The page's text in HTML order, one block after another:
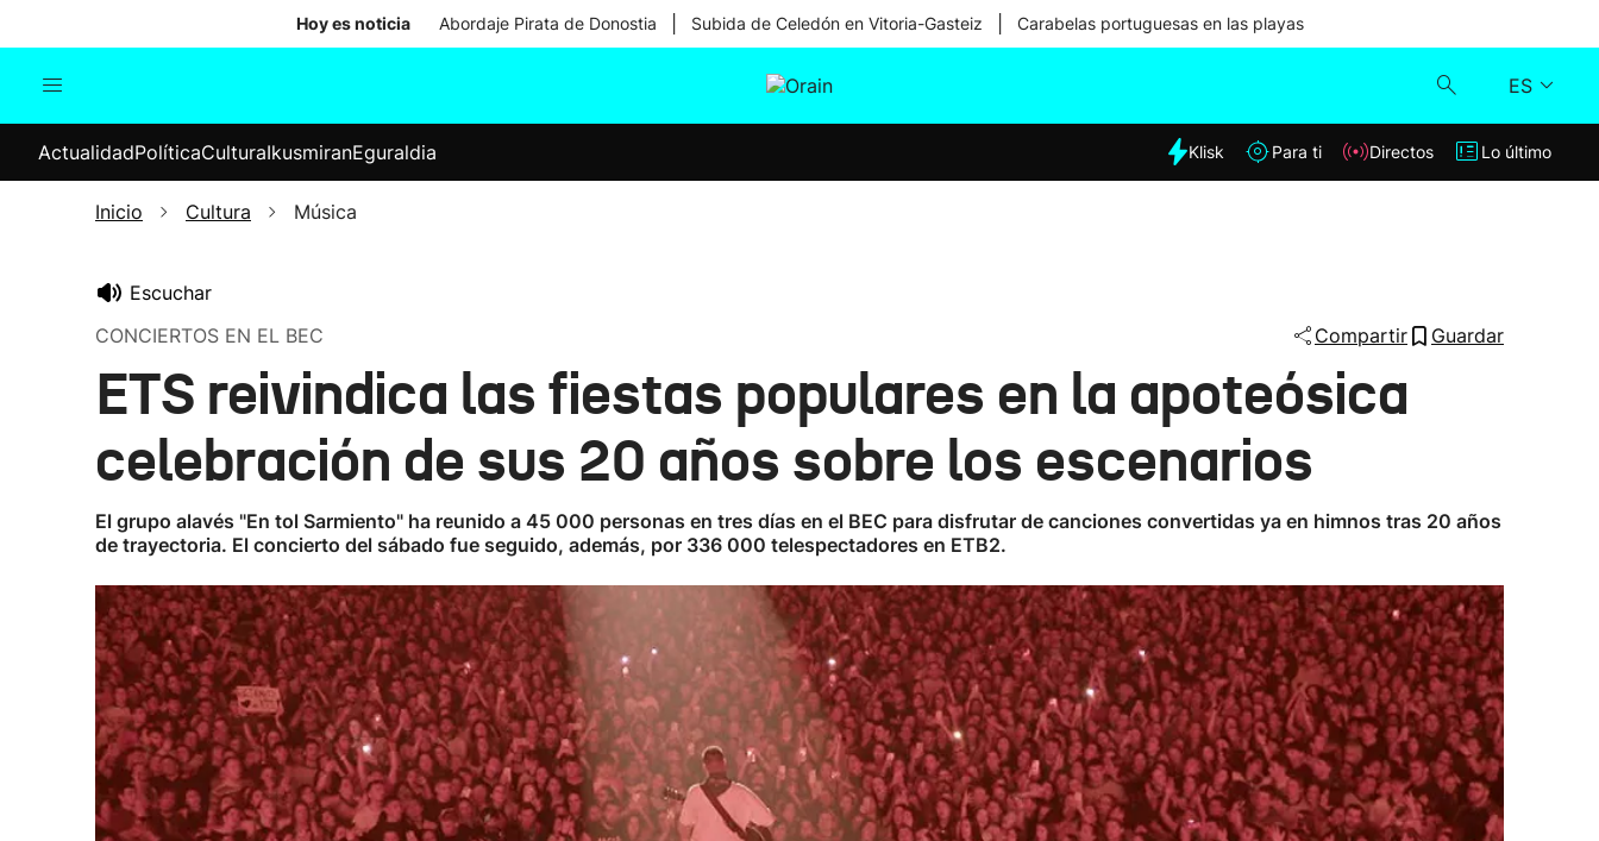
Hoy es noticia Abordaje Pirata de Donostia Subida de Celedón en Vitoria-Gasteiz Carabelas portuguesas en las playas
ES
Internacional
Elecciones
Klisk
ActualidadPolíticaCulturaIkusmiranEguraldia Klisk Para ti Directos Lo último
Inicio Cultura Música
Escuchar
CONCIERTOS EN EL BEC
Compartir Guardar
ETS reivindica las fiestas populares en la apoteósica
celebración de sus 20 años sobre los escenarios
El grupo alavés "En tol Sarmiento" ha reunido a 45 000 personas en tres días en el BEC para disfrutar de canciones convertidas ya en himnos tras 20 años
de trayectoria. El concierto del sábado fue seguido, además, por 336 000 telespectadores en ETB2.